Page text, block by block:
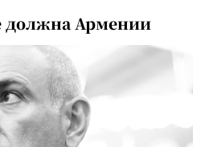
должна Армении